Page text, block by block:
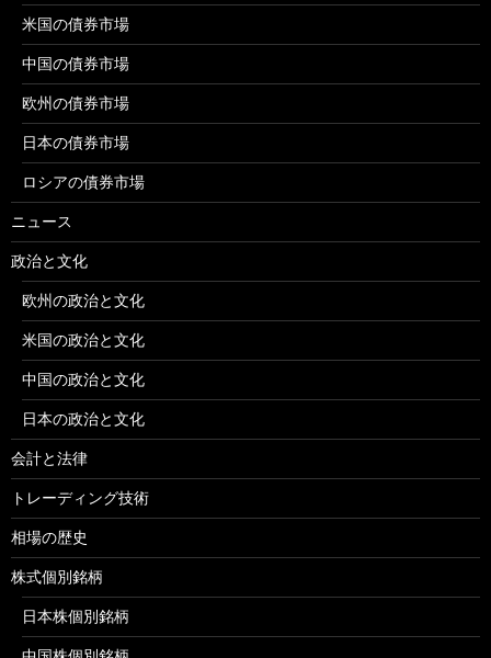
米国の債券市場
中国の債券市場
欧州の債券市場
日本の債券市場
ロシアの債券市場
ニュース
政治と文化
欧州の政治と文化
米国の政治と文化
中国の政治と文化
日本の政治と文化
会計と法律
トレーディング技術
相場の歴史
株式個別銘柄
日本株個別銘柄